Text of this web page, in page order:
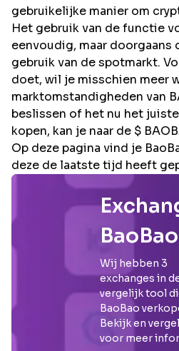
gebruikelijke manier om
Het gebruik van de functie
eenvoudig, maar doorgaans
gebruik van de spotmarkt.
doet, wil je misschien meer
marktomstandigheden van
beslissen of het nu het
kopen, kan je naar de $
Op deze pagina vind je
deze de laatste tijd heeft
BaoBao
Wij hebben 3
exchanges in
vergelijk tool
BaoBao
Bekijk en
voor meer